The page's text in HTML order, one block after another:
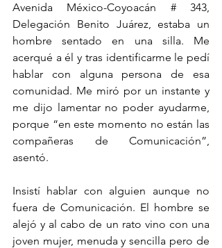
Avenida México-Coyoacán # 343,
Delegación Benito Juárez, estaba un
hombre sentado en una silla. Me
acerqué a él y tras identificarme le pedí
hablar con alguna persona de esa
comunidad. Me miró por un instante y
me dijo lamentar no poder ayudarme,
porque “en este momento no están las
compañeras de Comunicación”,
asentó.
Insistí hablar con alguien aunque no
fuera de Comunicación. El hombre se
alejó y al cabo de un rato vino con una
joven mujer, menuda y sencilla pero de